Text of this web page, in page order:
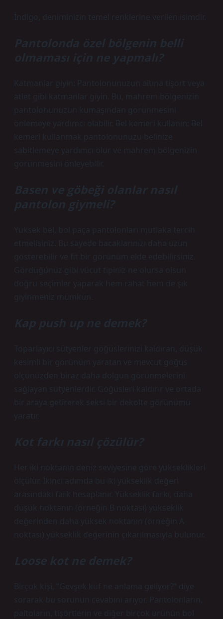
İndigo, deniminizin temel renklerine verilen isimdir.
Pantolonda özel bölgenin belli
olmaması için ne yapmalı?
Katmanlar giyin: Pantolonunuzun altına tişört veya
atlet gibi katmanlar giyin. Bu, mahrem bölgenizin
pantolonunuzun kumaşından görünmesini
önlemeye yardımcı olabilir. Bel kemeri kullanın: Bel
kemeri kullanmak pantolonunuzu belinize
sabitlemeye yardımcı olur ve mahrem bölgenizin
görünmesini önleyebilir.
Basen ve göbeği olanlar nasıl
pantolon giymeli?
Yüksek bel, bol paça pantolonları mutlaka tercih
etmelisiniz. Bu sayede bacaklarınızı daha uzun
gösterebilir ve fit bir görünüm elde edebilirsiniz.
Gördüğünüz gibi vücut tipiniz ne olursa olsun
doğru seçimler yaparak hem rahat hem de şık
giyinmeniz mümkün.
Kap push up ne demek?
Toparlayıcı sütyenler göğüslerinizi kaldıran, düşük
kesimli bir görünüm yaratan ve mevcut göğüs
ölçünüzden biraz daha dolgun görünmelerini
sağlayan sütyenlerdir. Göğüsleri kaldırır ve ortada
bir araya getirerek seksi bir dekolte görünümü
yaratır.
Kot farkı nasıl çözülür?
Her iki noktanın deniz seviyesine göre yükseklikleri
ölçülür. İkinci adımda bu iki yükseklik değeri
arasındaki fark hesaplanır. Yükseklik farkı, daha
düşük noktanın (örneğin B noktası) yükseklik
değerinden daha yüksek noktanın (örneğin A
noktası) yükseklik değerinin çıkarılmasıyla bulunur.
Loose kot ne demek?
Birçok kişi, “Gevşek küf ne anlama geliyor?” diye
sorarak bu sorunun cevabını arıyor. Pantolonların,
paltoların, tişörtlerin ve diğer birçok ürünün bol